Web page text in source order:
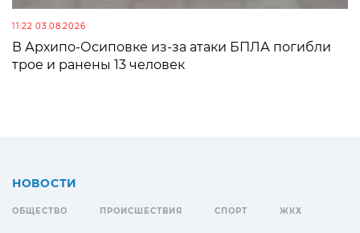
11:22 03.08.2026
В Архипо-Осиповке из-за атаки БПЛА погибли
трое и ранены 13 человек
НОВОСТИ
ОБЩЕСТВО ПРОИСШЕСТВИЯ СПОРТ ЖКХ